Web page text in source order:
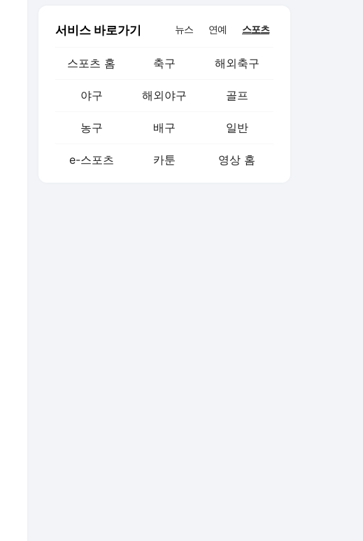
서비스 바로가기 뉴스 연예 스포츠
스포츠 홈 축구 해외축구
야구 해외야구 골프
농구 배구 일반
e-스포츠 카툰 영상 홈